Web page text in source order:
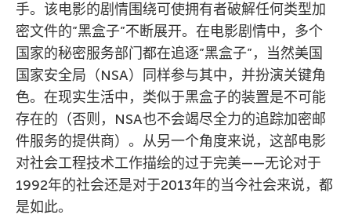
手。该电影的剧情围绕可使拥有者破解任何类型加
密文件的”黑盒子”不断展开。在电影剧情中，多个
国家的秘密服务部门都在追逐”黑盒子”，当然美国
国家安全局（NSA）同样参与其中，并扮演关键角
色。在现实生活中，类似于黑盒子的装置是不可能
存在的（否则，NSA也不会竭尽全力的追踪加密邮
件服务的提供商）。从另一个角度来说，这部电影
对社会工程技术工作描绘的过于完美——无论对于
1992年的社会还是对于2013年的当今社会来说，都
是如此。